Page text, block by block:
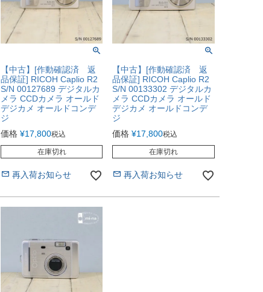
【中古】[作動確認済 返
品保証] RICOH Caplio R2
S/N 00127689 デジタルカ
メラ CCDカメラ オールド
デジカメ オールドコンデ
ジ
価格 ¥17,800税込
在庫切れ
再入荷お知らせ
【中古】[作動確認済 返
品保証] RICOH Caplio R2
S/N 00133302 デジタルカ
メラ CCDカメラ オールド
デジカメ オールドコンデ
ジ
価格 ¥17,800税込
在庫切れ
再入荷お知らせ